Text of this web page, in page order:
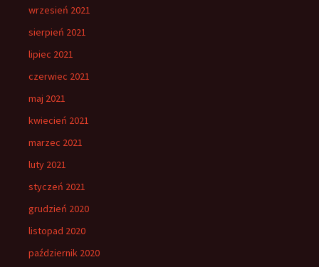
wrzesień 2021
sierpień 2021
lipiec 2021
czerwiec 2021
maj 2021
kwiecień 2021
marzec 2021
luty 2021
styczeń 2021
grudzień 2020
listopad 2020
październik 2020